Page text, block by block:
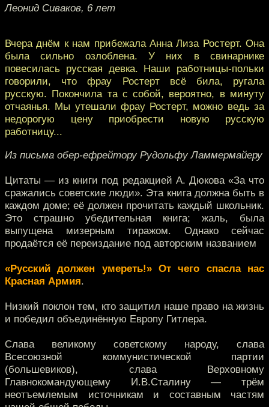
Леонид Сиваков, 6 лет
Вчера днём к нам прибежала Анна Лиза Ростерт. Она
была сильно озлоблена. У них в свинарнике
повесилась русская девка. Наши работницы-польки
говорили, что фрау Ростерт всё била, ругала
русскую. Покончила та с собой, вероятно, в минуту
отчаянья. Мы утешали фрау Ростерт, можно ведь за
недорогую цену приобрести новую русскую
работницу...
Из письма обер-ефрейтору Рудольфу Ламмермайеру
Цитаты — из книги под редакцией А. Дюкова «За что
сражались советские люди». Эта книга должна быть в
каждом доме; её должен прочитать каждый школьник.
Это страшно убедительная книга; жаль, была
выпущена мизерным тиражом. Однако сейчас
продаётся её переиздание под авторским названием
«Русский должен умереть!» От чего спасла нас
Красная Армия.
Низкий поклон тем, кто защитил наше право на жизнь
и победил объединённую Европу Гитлера.
Слава великому советскому народу, слава
Всесоюзной коммунистической партии
(большевиков), слава Верховному
Главнокомандующему И.В.Сталину — трём
неотъемлемым источникам и составным частям